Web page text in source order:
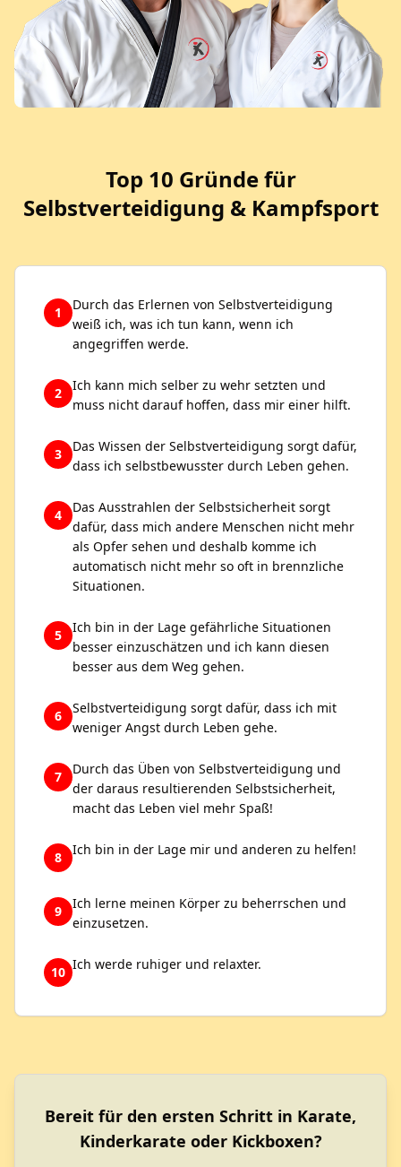
Top 10 Gründe für
Selbstverteidigung & Kampfsport
1
Durch das Erlernen von Selbstverteidigung
weiß ich, was ich tun kann, wenn ich
angegriffen werde.
2
Ich kann mich selber zu wehr setzten und
muss nicht darauf hoffen, dass mir einer hilft.
3
Das Wissen der Selbstverteidigung sorgt dafür,
dass ich selbstbewusster durch Leben gehen.
4
Das Ausstrahlen der Selbstsicherheit sorgt
dafür, dass mich andere Menschen nicht mehr
als Opfer sehen und deshalb komme ich
automatisch nicht mehr so oft in brennzliche
Situationen.
5
Ich bin in der Lage gefährliche Situationen
besser einzuschätzen und ich kann diesen
besser aus dem Weg gehen.
6
Selbstverteidigung sorgt dafür, dass ich mit
weniger Angst durch Leben gehe.
7
Durch das Üben von Selbstverteidigung und
der daraus resultierenden Selbstsicherheit,
macht das Leben viel mehr Spaß!
8 Ich bin in der Lage mir und anderen zu helfen!
9
Ich lerne meinen Körper zu beherrschen und
einzusetzen.
10 Ich werde ruhiger und relaxter.
Bereit für den ersten Schritt in Karate,
Kinderkarate oder Kickboxen?